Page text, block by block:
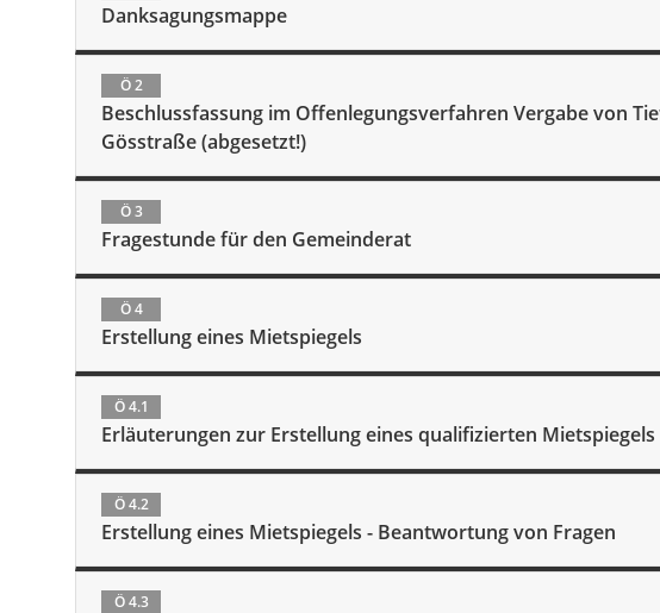
Danksagungsmappe
Ö 2
Beschlussfassung im Offenlegungsverfahren Vergabe von
Gösstraße (abgesetzt!)
Ö 3
Fragestunde für den Gemeinderat
Ö 4
Erstellung eines Mietspiegels
Ö 4.1
Erläuterungen zur Erstellung eines qualifizierten Mietspiegels
Ö 4.2
Erstellung eines Mietspiegels - Beantwortung von Fragen
Ö 4.3